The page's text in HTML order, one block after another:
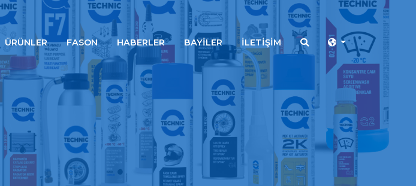
ÜRÜNLER FASON HABERLER BAYİLER İLETİŞİM